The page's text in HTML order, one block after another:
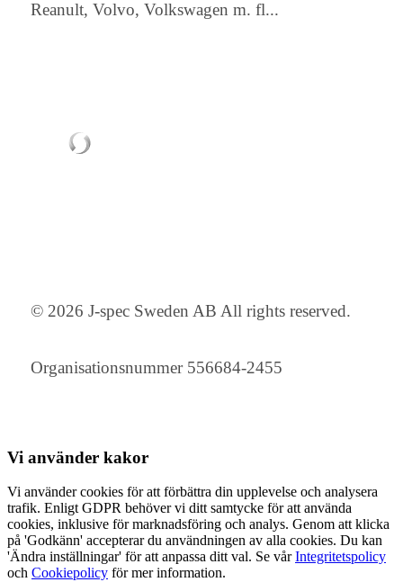
Reanult, Volvo, Volkswagen m. fl...
© 2026 J-spec Sweden AB All rights reserved.
Organisationsnummer 556684-2455
Vi använder kakor
Vi använder cookies för att förbättra din upplevelse och analysera
trafik. Enligt GDPR behöver vi ditt samtycke för att använda
cookies, inklusive för marknadsföring och analys. Genom att klicka
på 'Godkänn' accepterar du användningen av alla cookies. Du kan
'Ändra inställningar' för att anpassa ditt val. Se vårIntegritetspolicy
och Cookiepolicy för mer information.